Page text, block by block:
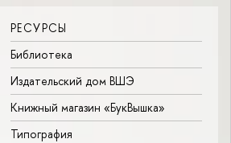
РЕСУРСЫ
Библиотека
Издательский дом ВШЭ
Книжный магазин «БукВышка»
Типография